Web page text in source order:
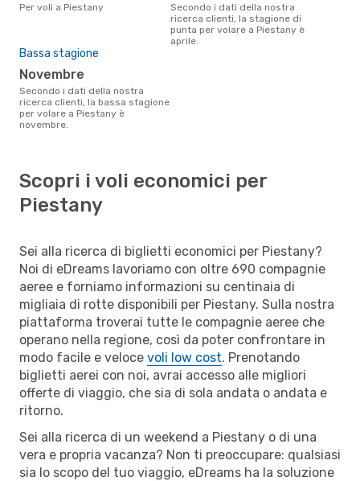
Per voli a Piestany
Secondo i dati della nostra
ricerca clienti, la stagione di
punta per volare a Piestany è
aprile.
Bassa stagione
novembre
Secondo i dati della nostra
ricerca clienti, la bassa stagione
per volare a Piestany è
novembre.
Scopri i voli economici per
Piestany
Sei alla ricerca di biglietti economici per Piestany?
Noi di eDreams lavoriamo con oltre 690 compagnie
aeree e forniamo informazioni su centinaia di
migliaia di rotte disponibili per Piestany. Sulla nostra
piattaforma troverai tutte le compagnie aeree che
operano nella regione, così da poter confrontare in
modo facile e veloce voli low cost. Prenotando
biglietti aerei con noi, avrai accesso alle migliori
offerte di viaggio, che sia di sola andata o andata e
ritorno.
Sei alla ricerca di un weekend a Piestany o di una
vera e propria vacanza? Non ti preoccupare: qualsiasi
sia lo scopo del tuo viaggio, eDreams ha la soluzione